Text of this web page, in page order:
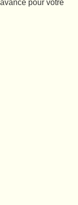
pour votre